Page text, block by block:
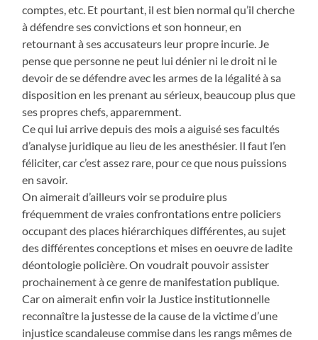
comptes, etc. Et pourtant, il est bien normal qu’il cherche
à défendre ses convictions et son honneur, en
retournant à ses accusateurs leur propre incurie. Je
pense que personne ne peut lui dénier ni le droit ni le
devoir de se défendre avec les armes de la légalité à sa
disposition en les prenant au sérieux, beaucoup plus que
ses propres chefs, apparemment.
Ce qui lui arrive depuis des mois a aiguisé ses facultés
d’analyse juridique au lieu de les anesthésier. Il faut l’en
féliciter, car c’est assez rare, pour ce que nous puissions
en savoir.
On aimerait d’ailleurs voir se produire plus
fréquemment de vraies confrontations entre policiers
occupant des places hiérarchiques différentes, au sujet
des différentes conceptions et mises en oeuvre de ladite
déontologie policière. On voudrait pouvoir assister
prochainement à ce genre de manifestation publique.
Car on aimerait enfin voir la Justice institutionnelle
reconnaître la justesse de la cause de la victime d’une
injustice scandaleuse commise dans les rangs mêmes de